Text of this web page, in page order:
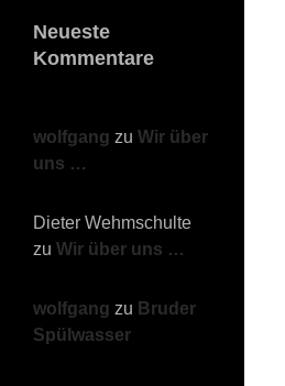
Neueste
Kommentare
wolfgang zu Wir über
uns …
Dieter Wehmschulte
zu Wir über uns …
wolfgang zu Bruder
Spülwasser